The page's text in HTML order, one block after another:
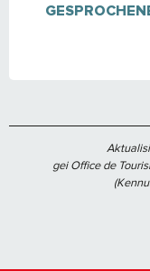
gei Office de